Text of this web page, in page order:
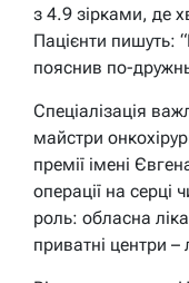
з 4.9 зірками, де
Пацієнти пишуть:
пояснив по-
Спеціалізація
майстри
премії імені
операції на серці
роль: обласна
приватні центри